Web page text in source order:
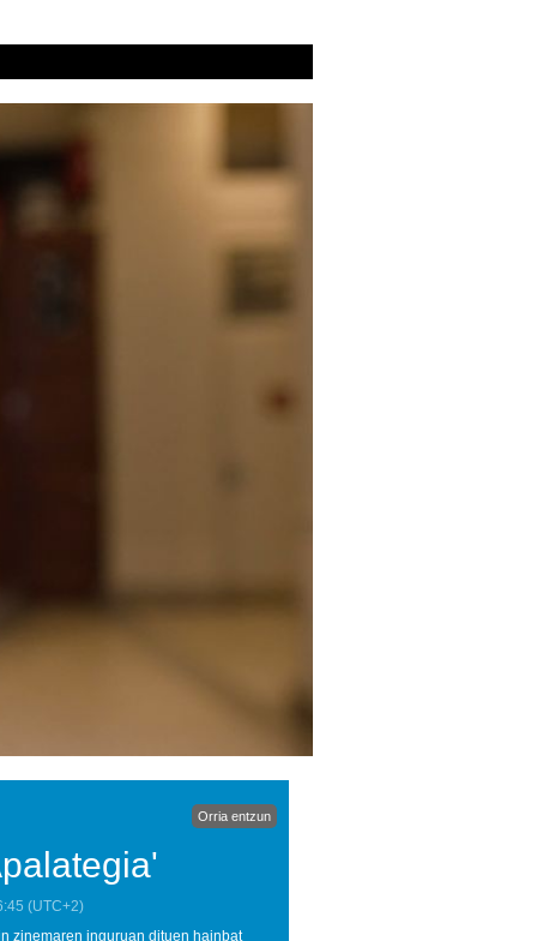
Orria entzun
(UTC+2)
zinemaren inguruan dituen hainbat